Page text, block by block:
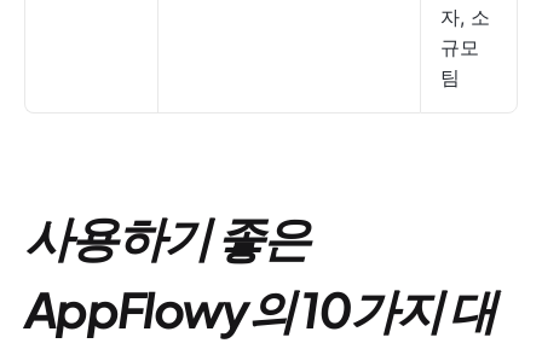
자, 소
규모
팀
사용하기 좋은
AppFlowy의 10가지 대